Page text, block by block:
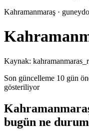
Kahramanmaraş ·
Kaynak:
Son güncelleme 10 gün
gösteriliyor
bugün ne